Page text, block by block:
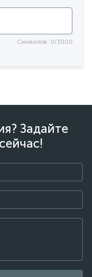
Символов: 0/3000
Задайте